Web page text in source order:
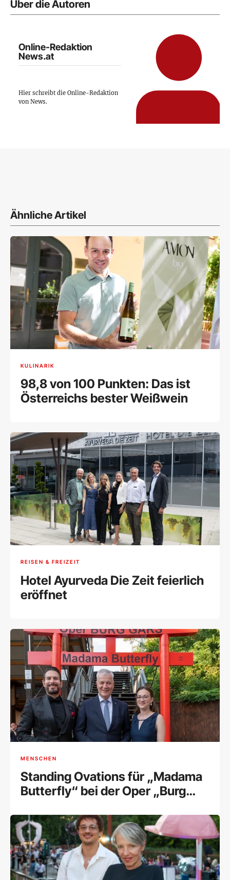
Über die Autoren
Online-Redaktion
News.at
Hier schreibt die Online-Redaktion
von News.
Ähnliche Artikel
KULINARIK
98,8 von 100 Punkten: Das ist
Österreichs bester Weißwein
REISEN & FREIZEIT
Hotel Ayurveda Die Zeit feierlich
eröffnet
MENSCHEN
Standing Ovations für „Madama
Butterfly“ bei der Oper „Burg